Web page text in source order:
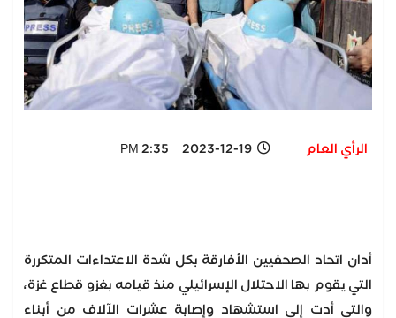
الرأي العام 2023-12-19 2:35 PM
أدان اتحاد الصحفيين الأفارقة بكل شدة الاعتداءات المتكررة
التي يقوم بها الاحتلال الإسرائيلي منذ قيامه بغزو قطاع غزة،
والتي أدت إلى استشهاد وإصابة عشرات الآلاف من أبناء